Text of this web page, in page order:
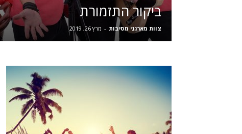
ביקור התזמורת
צוות מארגני מסיבות - מרץ 26, 2019